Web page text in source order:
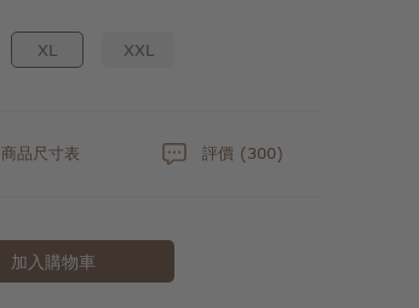
XL XXL
商品尺寸表 評價 (300)
加入購物車